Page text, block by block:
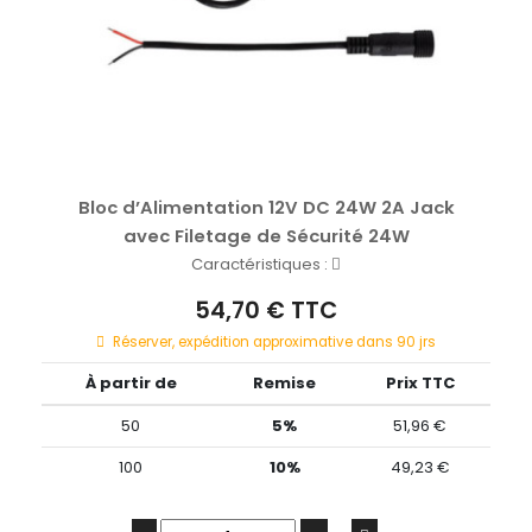
Bloc d’Alimentation 12V DC 24W 2A Jack
avec Filetage de Sécurité 24W
Caractéristiques :
54,70 € TTC
Réserver, expédition approximative dans 90 jrs
À partir de Remise
Prix TTC
50
5%
51,96 €
100
10% 49,23 €